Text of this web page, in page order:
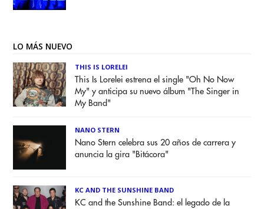
LO MÁS NUEVO
THIS IS LORELEI
This Is Lorelei estrena el single "Oh No Now
My" y anticipa su nuevo álbum "The Singer in
My Band"
NANO STERN
Nano Stern celebra sus 20 años de carrera y
anuncia la gira "Bitácora"
KC AND THE SUNSHINE BAND
KC and the Sunshine Band: el legado de la